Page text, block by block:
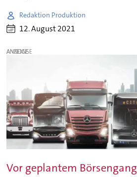
Redaktion Produktion
12. August 2021
ANZEIGE
Vor geplantem Börsengang